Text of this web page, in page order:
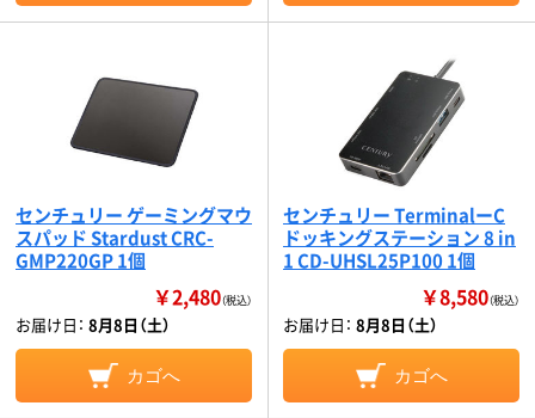
センチュリー ゲーミングマウ
スパッド Stardust CRC-
GMP220GP 1個
￥2,480（税込）
お届け日： 8月8日（土）
カゴへ
センチュリー TerminalーC
ドッキングステーション 8 in
1 CD-UHSL25P100 1個
￥8,580（税込）
お届け日： 8月8日（土）
カゴへ